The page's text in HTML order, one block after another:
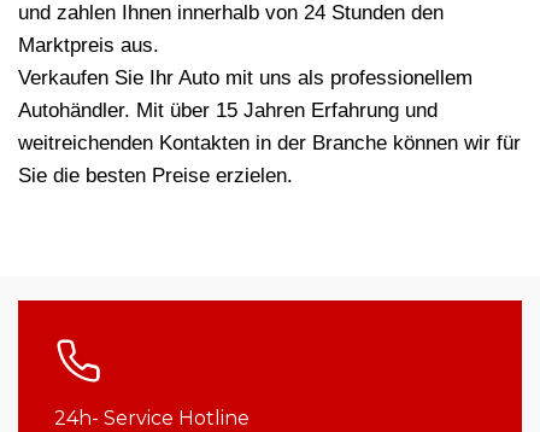
und zahlen Ihnen innerhalb von 24 Stunden den
Marktpreis aus.
Verkaufen Sie Ihr Auto mit uns als professionellem
Autohändler. Mit über 15 Jahren Erfahrung und
weitreichenden Kontakten in der Branche können wir für
Sie die besten Preise erzielen.
24h- Service Hotline